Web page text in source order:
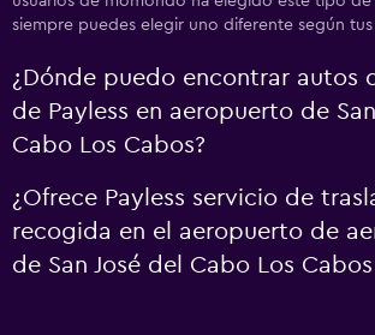
siempre puedes elegir uno diferente según tus
¿Dónde puedo encontrar autos
de Payless en aeropuerto de
Cabo Los Cabos?
¿Ofrece Payless servicio de
recogida en el aeropuerto de
de San José del Cabo Los Cabos